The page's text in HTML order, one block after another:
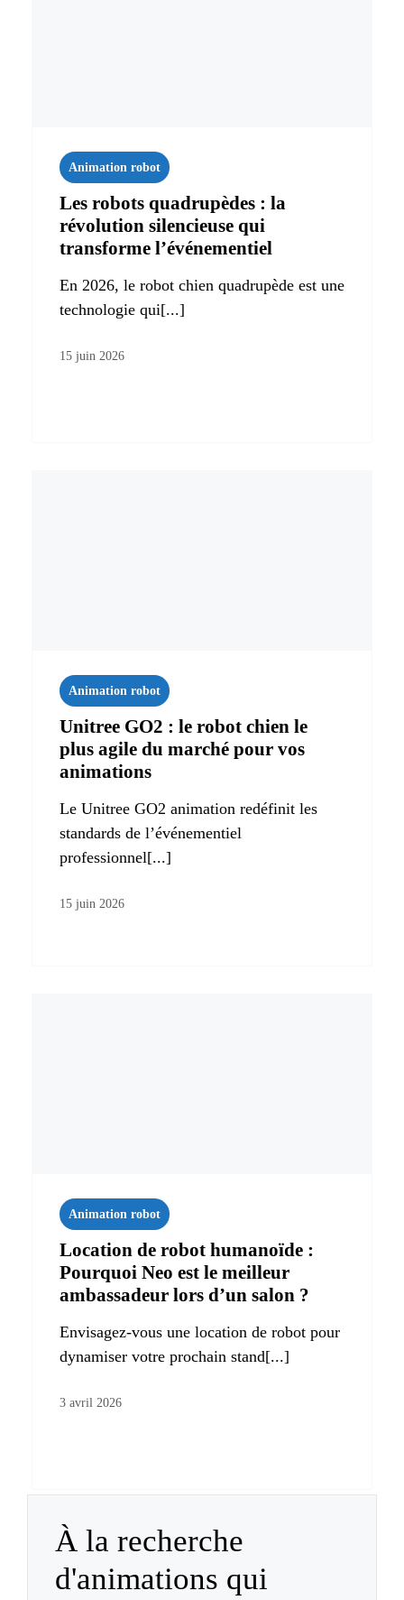
Animation robot
Les robots quadrupèdes : la
révolution silencieuse qui
transforme l’événementiel
En 2026, le robot chien quadrupède est une
technologie qui[...]
15 juin 2026
Animation robot
Unitree GO2 : le robot chien le
plus agile du marché pour vos
animations
Le Unitree GO2 animation redéfinit les
standards de l’événementiel
professionnel[...]
15 juin 2026
Animation robot
Location de robot humanoïde :
Pourquoi Neo est le meilleur
ambassadeur lors d’un salon ?
Envisagez-vous une location de robot pour
dynamiser votre prochain stand[...]
3 avril 2026
À la recherche
d'animations qui